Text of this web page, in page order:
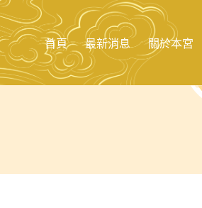
跳
至
主
要
內
首頁 最新消息 關於本宮